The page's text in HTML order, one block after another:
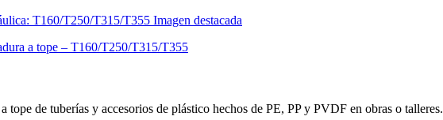
tope de tuberías y accesorios de plástico hechos de PE, PP y PVDF en obras o talleres.